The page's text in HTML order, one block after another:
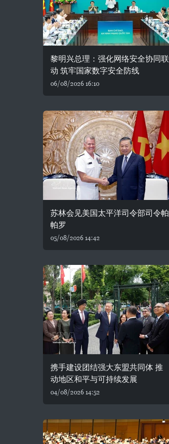
黎明兴总理：强化网络安全协同联
动 筑牢国家数字安全防线
06/08/2026 16:10
苏林会见美国太平洋司令部司令帕
帕罗
05/08/2026 14:42
携手建设团结强大东盟共同体 推
动地区和平与可持续发展
04/08/2026 14:52